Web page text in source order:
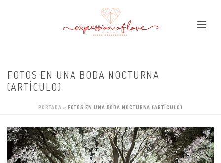
FOTOS EN UNA BODA NOCTURNA
(ARTÍCULO)
PORTADA » FOTOS EN UNA BODA NOCTURNA (ARTÍCULO)